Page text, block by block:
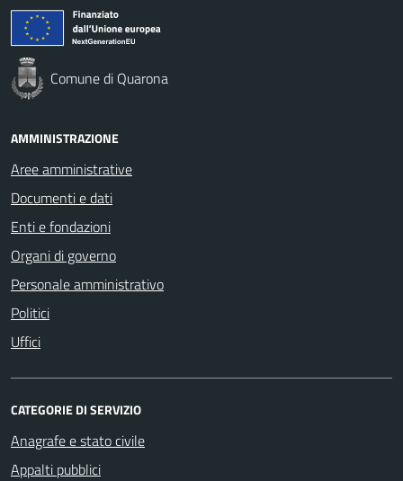
Comune di Quarona
AMMINISTRAZIONE
Aree amministrative
Documenti e dati
Enti e fondazioni
Organi di governo
Personale amministrativo
Politici
Uffici
CATEGORIE DI SERVIZIO
Anagrafe e stato civile
Appalti pubblici